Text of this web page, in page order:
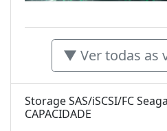
▼ Ver todas as
Storage SAS/iSCSI/FC
CAPACIDADE